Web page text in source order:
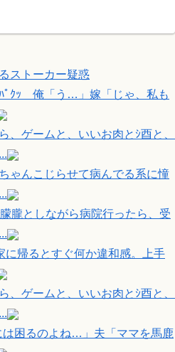
ストーカー疑惑
ﾟｸｯ 俺「う…」嫁「じゃ、私も
、ゲームと、いいお肉とｼ酉と、
ゃんこじらせて病んでる系に憧
朧としながら病院行ったら、受
に帰るとすぐ何か違和感。上手
、ゲームと、いいお肉とｼ酉と、
は困るのよね…」夫「ママを馬鹿